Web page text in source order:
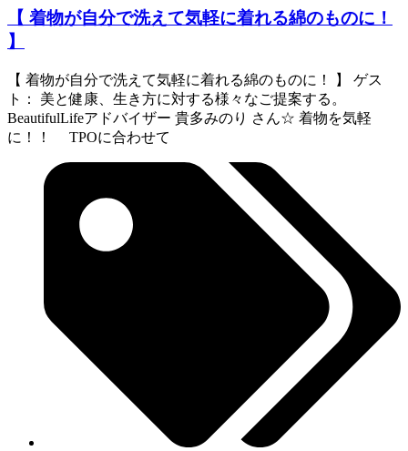
【 着物が自分で洗えて気軽に着れる綿のものに！
】
【 着物が自分で洗えて気軽に着れる綿のものに！ 】 ゲス
ト： 美と健康、生き方に対する様々なご提案する。
BeautifulLifeアドバイザー 貴多みのり さん☆ 着物を気軽
に！！ TPOに合わせて